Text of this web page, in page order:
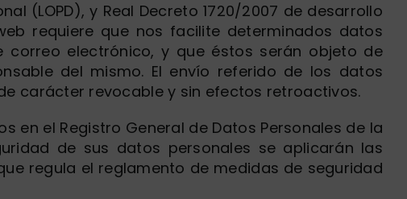
(LOPD), y Real Decreto 1720/2007 de desarrollo
requiere que nos facilite determinados datos
electrónico, y que éstos serán objeto de
del mismo. El envío referido de los datos
carácter revocable y sin efectos retroactivos.
el Registro General de Datos Personales de la
de sus datos personales se aplicarán las
regula el reglamento de medidas de seguridad